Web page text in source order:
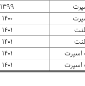
۱۳۹۹ | مدیران خودرو
۱۴۰۰ | مدیران خودرو
۱۴۰۱ | مدیران خودرو
۱۴۰۱ | مدیران خودرو
۱۴۰۱ | مدیران خودرو
۱۴۰۱ | مدیران خودرو